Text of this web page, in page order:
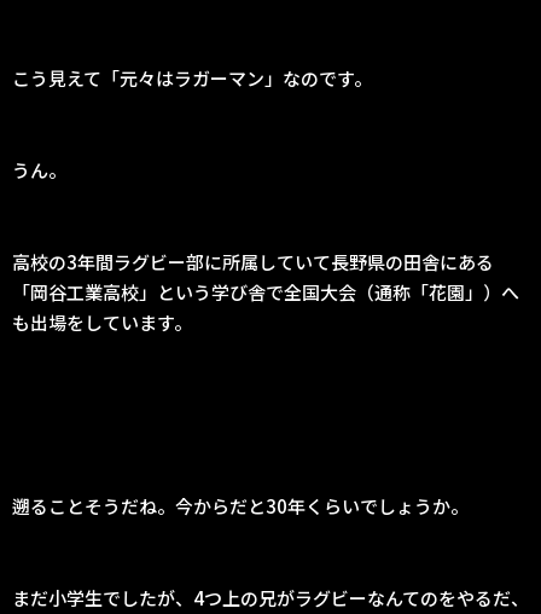
こう見えて「元々はラガーマン」なのです。
うん。
高校の3年間ラグビー部に所属していて長野県の田舎にある
「岡谷工業高校」という学び舎で全国大会（通称「花園」）へ
も出場をしています。
遡ることそうだね。今からだと30年くらいでしょうか。
まだ小学生でしたが、4つ上の兄がラグビーなんてのをやるだ、